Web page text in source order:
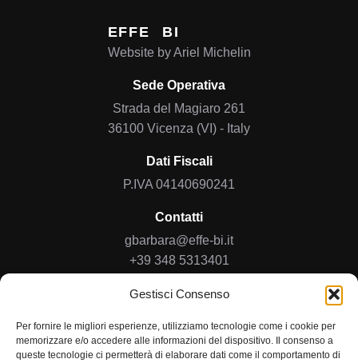
Gestisci Consenso
Per fornire le migliori esperienze, utilizziamo tecnologie come i cookie per
memorizzare e/o accedere alle informazioni del dispositivo. Il consenso a
queste tecnologie ci permetterà di elaborare dati come il comportamento di
EFFE BI
Website byAriel Michelin
Sede Operativa
Strada del Magiaro 261
36100 Vicenza (VI) - Italy
Dati Fiscali
P.IVA 04140690241
Contatti
gbarbara@effe-bi.it
+39 348 5313401
Chi Siamo
Collaborazioni